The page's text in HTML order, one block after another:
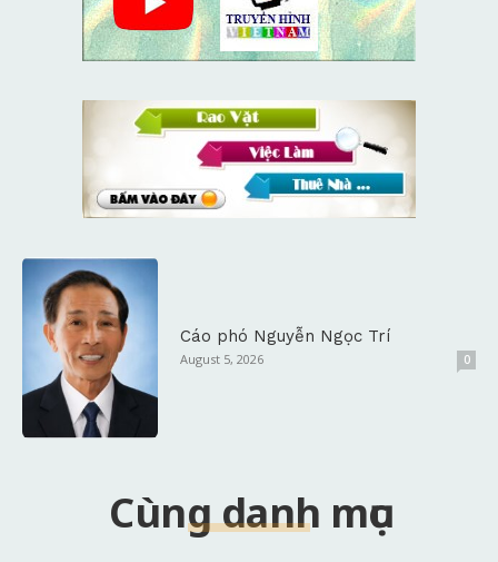
Cáo phó Nguyễn Ngọc Trí
August 5, 2026 0
Cùng danh mục